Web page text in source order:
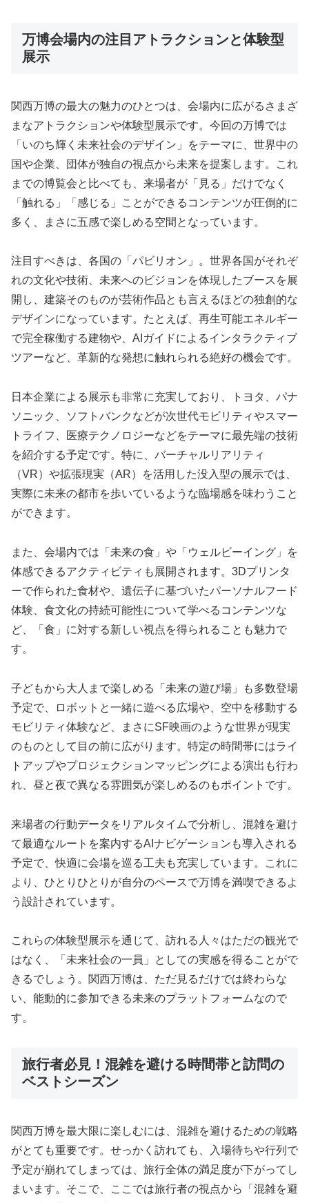
万博会場内の注目アトラクションと体験型
展示
関西万博の最大の魅力のひとつは、会場内に広がるさまざ
まなアトラクションや体験型展示です。今回の万博では
「いのち輝く未来社会のデザイン」をテーマに、世界中の
国や企業、団体が独自の視点から未来を提案します。これ
までの博覧会と比べても、来場者が「見る」だけでなく
「触れる」「感じる」ことができるコンテンツが圧倒的に
多く、まさに五感で楽しめる空間となっています。
注目すべきは、各国の「パビリオン」。世界各国がそれぞ
れの文化や技術、未来へのビジョンを体現したブースを展
開し、建築そのものが芸術作品とも言えるほどの独創的な
デザインになっています。たとえば、再生可能エネルギー
で完全稼働する建物や、AIガイドによるインタラクティブ
ツアーなど、革新的な発想に触れられる絶好の機会です。
日本企業による展示も非常に充実しており、トヨタ、パナ
ソニック、ソフトバンクなどが次世代モビリティやスマー
トライフ、医療テクノロジーなどをテーマに最先端の技術
を紹介する予定です。特に、バーチャルリアリティ
（VR）や拡張現実（AR）を活用した没入型の展示では、
実際に未来の都市を歩いているような臨場感を味わうこと
ができます。
また、会場内では「未来の食」や「ウェルビーイング」を
体感できるアクティビティも展開されます。3Dプリンタ
ーで作られた食材や、遺伝子に基づいたパーソナルフード
体験、食文化の持続可能性について学べるコンテンツな
ど、「食」に対する新しい視点を得られることも魅力で
す。
子どもから大人まで楽しめる「未来の遊び場」も多数登場
予定で、ロボットと一緒に遊べる広場や、空中を移動する
モビリティ体験など、まさにSF映画のような世界が現実
のものとして目の前に広がります。特定の時間帯にはライ
トアップやプロジェクションマッピングによる演出も行わ
れ、昼と夜で異なる雰囲気が楽しめるのもポイントです。
来場者の行動データをリアルタイムで分析し、混雑を避け
て最適なルートを案内するAIナビゲーションも導入される
予定で、快適に会場を巡る工夫も充実しています。これに
より、ひとりひとりが自分のペースで万博を満喫できるよ
う設計されています。
これらの体験型展示を通じて、訪れる人々はただの観光で
はなく、「未来社会の一員」としての実感を得ることがで
きるでしょう。関西万博は、ただ見るだけでは終わらな
い、能動的に参加できる未来のプラットフォームなので
す。
旅行者必見！混雑を避ける時間帯と訪問の
ベストシーズン
関西万博を最大限に楽しむには、混雑を避けるための戦略
がとても重要です。せっかく訪れても、入場待ちや行列で
予定が崩れてしまっては、旅行全体の満足度が下がってし
まいます。そこで、ここでは旅行者の視点から「混雑を避